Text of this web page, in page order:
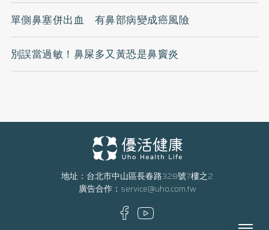
單側鼻塞併出血 有鼻部病變成癌風險
別誤當過敏！鼻屎多又黃恐是鼻竇炎
地址：台北市中山區長春路328號7樓之2
廣告合作： service@uho.com.tw